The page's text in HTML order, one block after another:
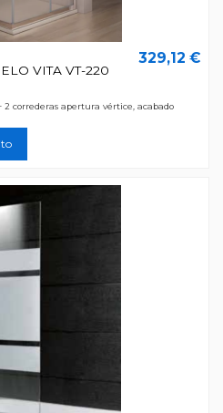
VITA VT-220
329,12 €
correderas apertura vértice, acabado